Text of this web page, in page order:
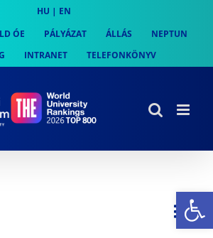
HU | EN
ÓE PÁLYÁZAT ÁLLÁS
NEPTUN
INTRANET TELEFONKÖNYV
Nap